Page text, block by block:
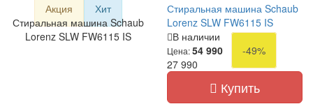
Акция
Хит
Стиральная машина Schaub
Lorenz SLW FW6115 IS
Стиральная машина Schaub
Lorenz SLW FW6115 IS
В наличии
Цена:54 990
-49%
27 990
Купить